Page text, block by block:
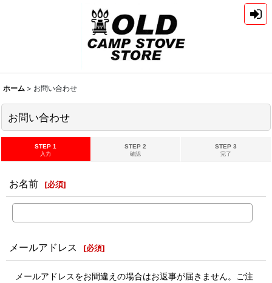
ホーム > お問い合わせ
お問い合わせ
STEP 1
入力
STEP 2
確認
STEP 3
完了
お名前 [必須]
メールアドレス [必須]
メールアドレスをお間違えの場合はお返事が届きません。ご注